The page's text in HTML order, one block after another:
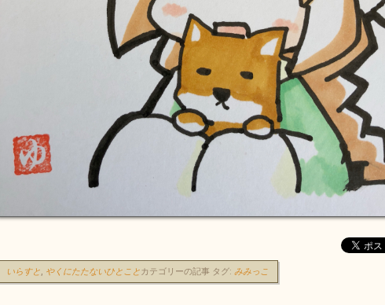
いらすと やくにたたないひとことカテゴリーの記事 タグ: みみっこ